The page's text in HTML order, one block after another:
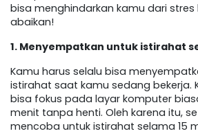
bisa menghindarkan kamu dari stres
abaikan!
1. Menyempatkan untuk istirahat
Kamu harus selalu bisa
istirahat saat kamu sedang bekerja.
bisa fokus pada layar komputer
menit tanpa henti. Oleh karena itu,
mencoba untuk istirahat selama 15